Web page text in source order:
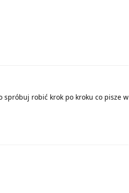
spróbuj robić krok po kroku co pisze w